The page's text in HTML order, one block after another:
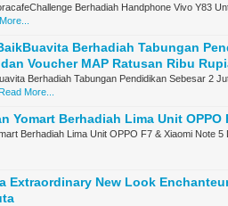
Berhadiah Handphone Vivo Y83
Berhadiah Tabungan
Voucher MAP Ratusan Ribu
Berhadiah Tabungan Pendidikan Sebesar 2
More...
Yomart Berhadiah Lima Unit OPPO
Berhadiah Lima Unit OPPO F7 & Xiaomi Note
Extraordinary New Look